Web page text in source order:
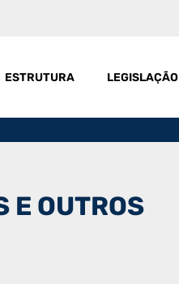
ESTRUTURA LEGISLAÇÃO
E OUTROS